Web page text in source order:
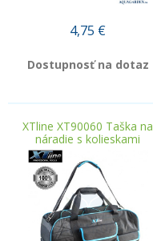
4,75 €
Dostupnosť na dotaz
XTline XT90060 Taška na
náradie s kolieskami